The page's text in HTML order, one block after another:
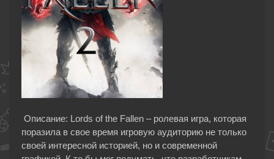
Описание: Lords of the Fallen – ролевая игра, которая
поразила в свое время игровую аудиторию не только
своей интересной историей, но и современной